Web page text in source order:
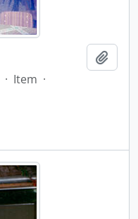
· Item ·